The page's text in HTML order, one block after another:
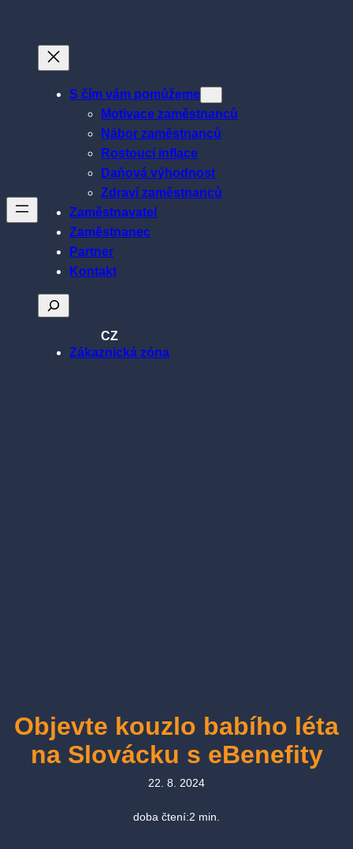
S čím vám pomůžeme
Motivace zaměstnanců
Nábor zaměstnanců
Rostoucí inflace
Daňová výhodnost
Zdraví zaměstnanců
Zaměstnavatel
Zaměstnanec
Partner
Kontakt
Hledat
CZ
Zákaznická zóna
Objevte kouzlo babího léta
na Slovácku s eBenefity
22. 8. 2024
doba čtení:2 min.